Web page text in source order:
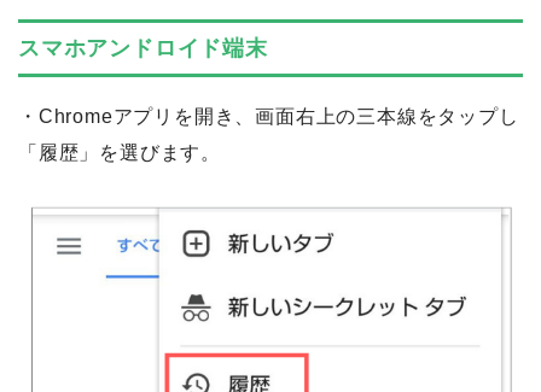
スマホアンドロイド端末
・Chromeアプリを開き、画面右上の三本線をタップし
「履歴」を選びます。